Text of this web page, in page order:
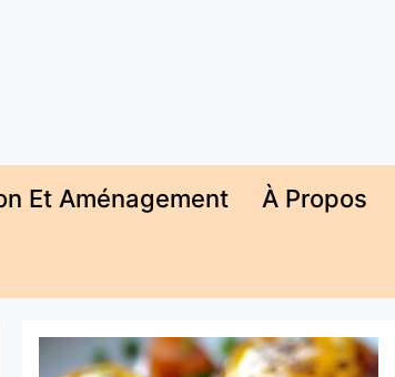
Et Aménagement À Propos